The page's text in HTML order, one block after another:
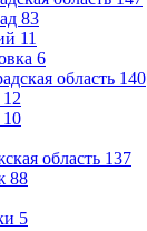
83
11
6
область 140
12
10
область 137
88
5